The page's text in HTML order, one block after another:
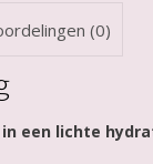
(0)
een lichte